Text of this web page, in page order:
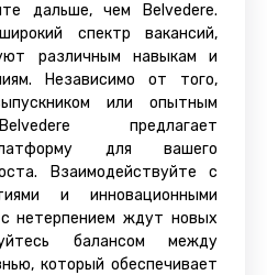
дальше, чем Belvedere.
спектр вакансий,
различным навыкам и
Независимо от того,
или опытным
предлагает
для вашего
Взаимодействуйте с
и инновационными
нетерпением ждут новых
балансом между
который обеспечивает